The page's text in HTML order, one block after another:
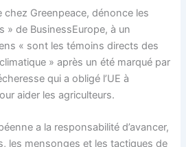
chez Greenpeace, dénonce les
de BusinessEurope, à un
« sont les témoins directs des
» après un été marqué par
qui a obligé l’UE à
aider les agriculteurs.
a la responsabilité d’avancer,
les mensonges et les tactiques de